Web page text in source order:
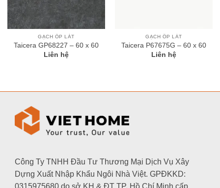
GẠCH ỐP LÁT
Taicera GP68227 – 60 x 60
Liên hệ
GẠCH ỐP LÁT
Taicera P67675G – 60 x 60
Liên hệ
Công Ty TNHH Đầu Tư Thương Mại Dịch Vụ Xây
Dựng Xuất Nhập Khẩu Ngôi Nhà Việt. GPĐKKD: